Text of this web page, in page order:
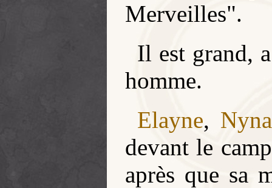
Merveilles".
Il est grand,
homme.
Elayne,
devant le
après que sa